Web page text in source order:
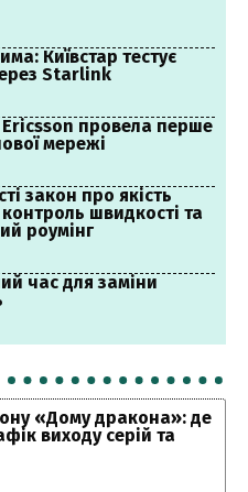
Київстар тестує
Starlink
провела перше
мережі
закон про якість
швидкості та
роумінг
час для заміни
«Дому дракона»: де
виходу серій та